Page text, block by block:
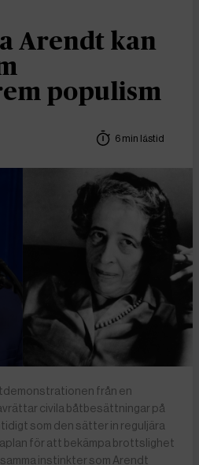
Arendt kan
populism
6 min lästid
från en
civila båtbesättningar på
som den sätter in reguljära
för att bekämpa brottslighet
instinkter som Arendt